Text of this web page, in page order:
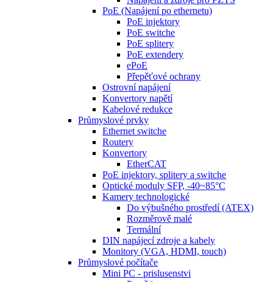
PoE (Napájení po ethernetu)
PoE injektory
PoE switche
PoE splitery
PoE extendery
ePoE
Přepěťové ochrany
Ostrovní napájení
Konvertory napětí
Kabelové redukce
Průmyslové prvky
Ethernet switche
Routery
Konvertory
EtherCAT
PoE injektory, splitery a switche
Optické moduly SFP, -40~85°C
Kamery technologické
Do výbušného prostředí (ATEX)
Rozměrově malé
Termální
DIN napájecí zdroje a kabely
Monitory (VGA, HDMI, touch)
Průmyslové počítače
Mini PC - prislusenstvi